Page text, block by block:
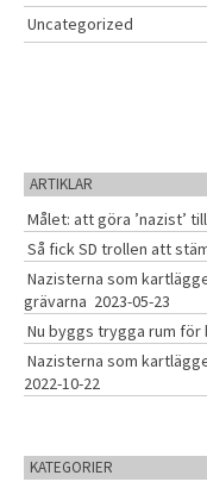
Uncategorized
ARTIKLAR
Målet: att göra ’nazist’
Så fick SD trollen att
Nazisterna som
grävarna 2023-05-23
Nu byggs trygga rum
Nazisterna som
2022-10-22
KATEGORIER